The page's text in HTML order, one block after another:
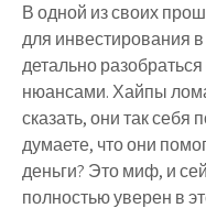
В одной из своих
для инвестирования
детально
нюансами. Хайпы
сказать, они так
думаете, что они
деньги? Это миф, и
полностью уверен в